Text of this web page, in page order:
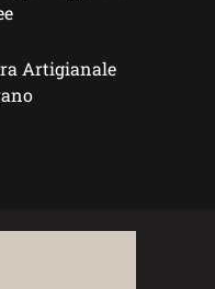
Artigianale